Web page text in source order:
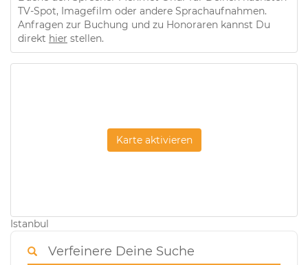
TV-Spot, Imagefilm oder andere Sprachaufnahmen.
Anfragen zur Buchung und zu Honoraren kannst Du
direkt hier stellen.
Karte aktivieren
Istanbul
Verfeinere Deine Suche